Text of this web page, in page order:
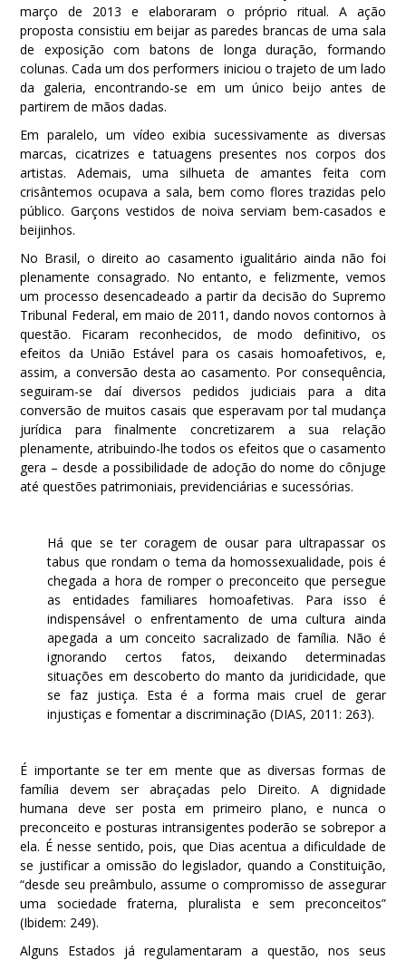
março de 2013 e elaboraram o próprio ritual. A ação
proposta consistiu em beijar as paredes brancas de uma sala
de exposição com batons de longa duração, formando
colunas. Cada um dos performers iniciou o trajeto de um lado
da galeria, encontrando-se em um único beijo antes de
partirem de mãos dadas.
Em paralelo, um vídeo exibia sucessivamente as diversas
marcas, cicatrizes e tatuagens presentes nos corpos dos
artistas. Ademais, uma silhueta de amantes feita com
crisântemos ocupava a sala, bem como flores trazidas pelo
público. Garçons vestidos de noiva serviam bem-casados e
beijinhos.
No Brasil, o direito ao casamento igualitário ainda não foi
plenamente consagrado. No entanto, e felizmente, vemos
um processo desencadeado a partir da decisão do Supremo
Tribunal Federal, em maio de 2011, dando novos contornos à
questão. Ficaram reconhecidos, de modo definitivo, os
efeitos da União Estável para os casais homoafetivos, e,
assim, a conversão desta ao casamento. Por consequência,
seguiram-se daí diversos pedidos judiciais para a dita
conversão de muitos casais que esperavam por tal mudança
jurídica para finalmente concretizarem a sua relação
plenamente, atribuindo-lhe todos os efeitos que o casamento
gera – desde a possibilidade de adoção do nome do cônjuge
até questões patrimoniais, previdenciárias e sucessórias.
Há que se ter coragem de ousar para ultrapassar os
tabus que rondam o tema da homossexualidade, pois é
chegada a hora de romper o preconceito que persegue
as entidades familiares homoafetivas. Para isso é
indispensável o enfrentamento de uma cultura ainda
apegada a um conceito sacralizado de família. Não é
ignorando certos fatos, deixando determinadas
situações em descoberto do manto da juridicidade, que
se faz justiça. Esta é a forma mais cruel de gerar
injustiças e fomentar a discriminação (DIAS, 2011: 263).
É importante se ter em mente que as diversas formas de
família devem ser abraçadas pelo Direito. A dignidade
humana deve ser posta em primeiro plano, e nunca o
preconceito e posturas intransigentes poderão se sobrepor a
ela. É nesse sentido, pois, que Dias acentua a dificuldade de
se justificar a omissão do legislador, quando a Constituição,
“desde seu preâmbulo, assume o compromisso de assegurar
uma sociedade fraterna, pluralista e sem preconceitos”
(Ibidem: 249).
Alguns Estados já regulamentaram a questão, nos seus